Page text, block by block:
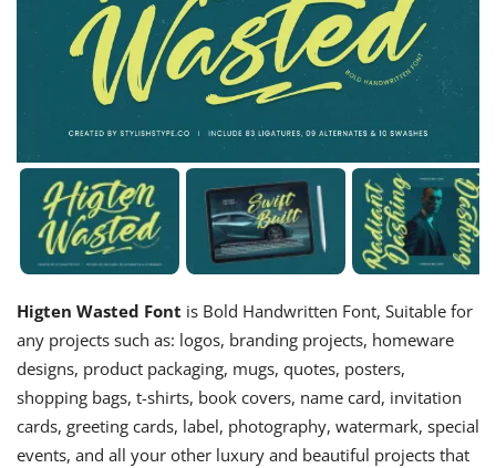
Higten Wasted Font is Bold Handwritten Font, Suitable for
any projects such as: logos, branding projects, homeware
designs, product packaging, mugs, quotes, posters,
shopping bags, t-shirts, book covers, name card, invitation
cards, greeting cards, label, photography, watermark, special
events, and all your other luxury and beautiful projects that